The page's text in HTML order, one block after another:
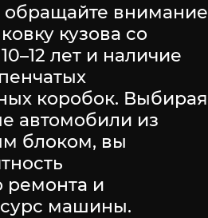
обращайте внимание
кузова со
лет и наличие
коробок. Выбирая
автомобили из
блоком, вы
ремонта и
машины.